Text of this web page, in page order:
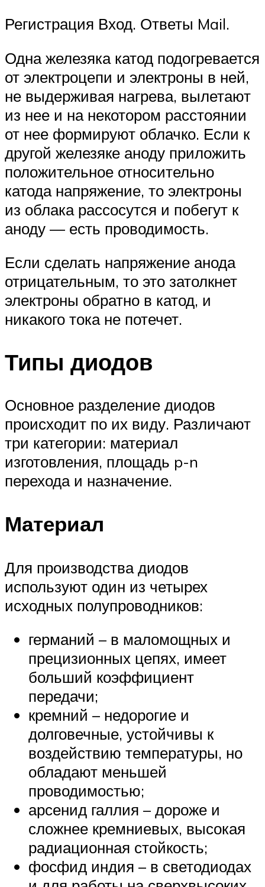
Регистрация Вход. Ответы Mail.
Одна железяка катод подогревается
от электроцепи и электроны в ней,
не выдерживая нагрева, вылетают
из нее и на некотором расстоянии
от нее формируют облачко. Если к
другой железяке аноду приложить
положительное относительно
катода напряжение, то электроны
из облака рассосутся и побегут к
аноду — есть проводимость.
Если сделать напряжение анода
отрицательным, то это затолкнет
электроны обратно в катод, и
никакого тока не потечет.
Типы диодов
Основное разделение диодов
происходит по их виду. Различают
три категории: материал
изготовления, площадь p-n
перехода и назначение.
Материал
Для производства диодов
используют один из четырех
исходных полупроводников:
германий – в маломощных и
прецизионных цепях, имеет
больший коэффициент
передачи;
кремний – недорогие и
долговечные, устойчивы к
воздействию температуры, но
обладают меньшей
проводимостью;
арсенид галлия – дороже и
сложнее кремниевых, высокая
радиационная стойкость;
фосфид индия – в светодиодах